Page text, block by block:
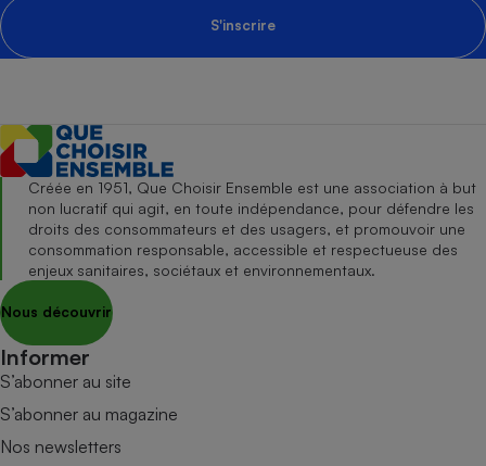
S'inscrire
Créée en 1951, Que Choisir Ensemble est une association à but
non lucratif qui agit, en toute indépendance, pour défendre les
droits des consommateurs et des usagers, et promouvoir une
consommation responsable, accessible et respectueuse des
enjeux sanitaires, sociétaux et environnementaux.
Nous découvrir
Informer
S’abonner au site
S’abonner au magazine
Nos newsletters